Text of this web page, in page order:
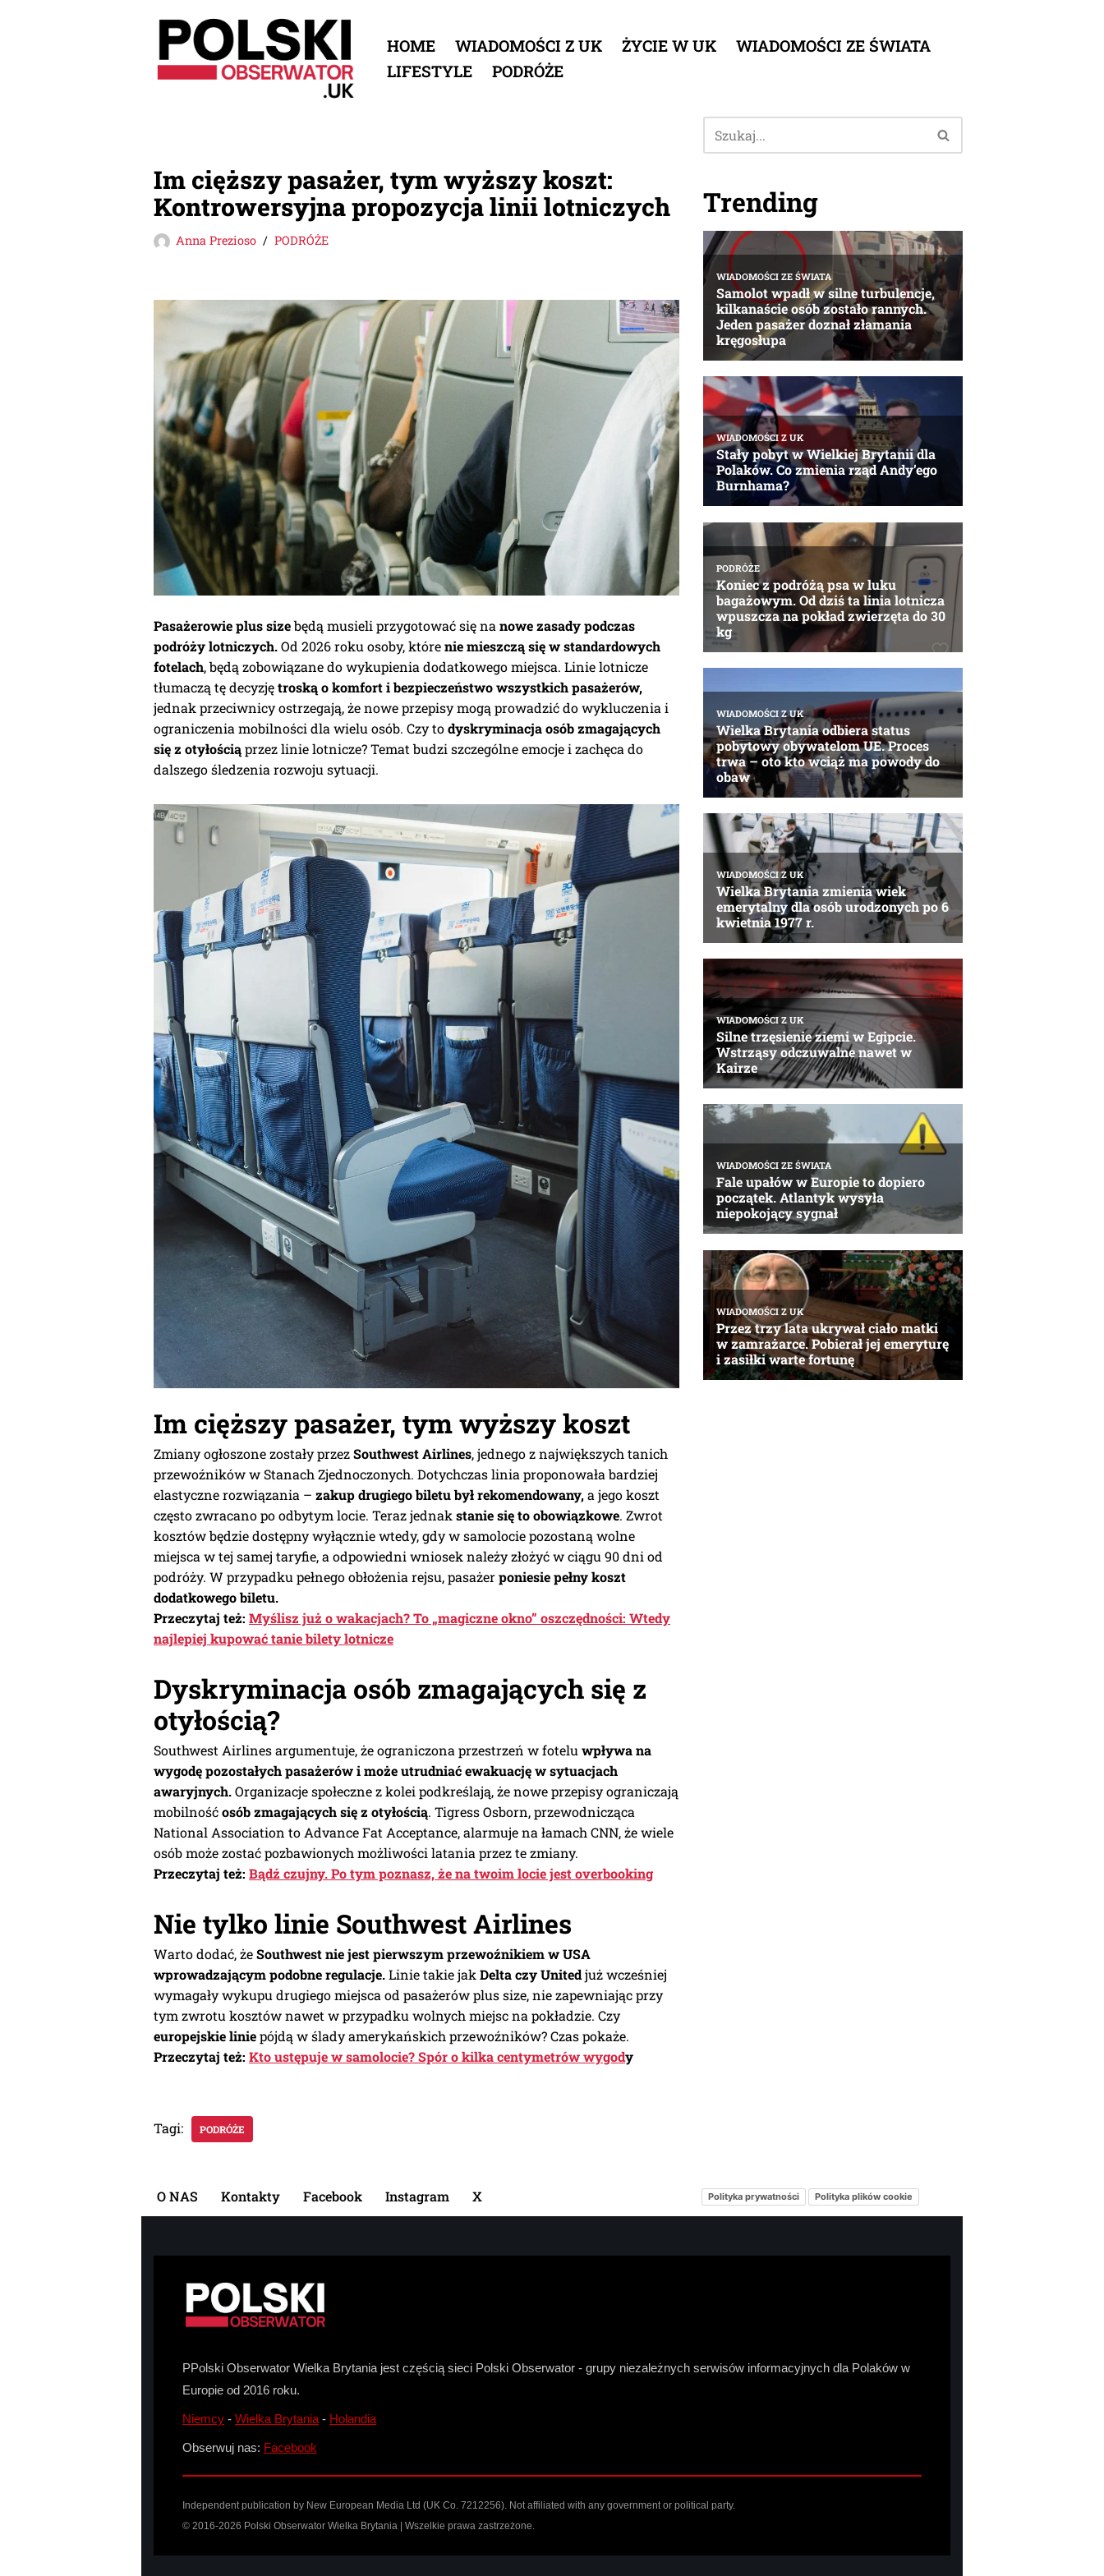
Przejdź
do
HOME WIADOMOŚCI Z UK ŻYCIE W UK
WIADOMOŚCI ZE ŚWIATA
LIFESTYLE
PODRÓŻE
Im cięższy pasażer, tym wyższy koszt:
Kontrowersyjna propozycja linii lotniczych
Anna Prezioso PODRÓŻE
Pasażerowie plus sizebędą musieli przygotować się nanowe zasady podczas
podróży lotniczych.Od 2026 roku osoby, którenie mieszczą się w standardowych
fotelach, będą zobowiązane do wykupienia dodatkowego miejsca. Linie lotnicze
tłumaczą tę decyzjętroską o komfort i bezpieczeństwo wszystkich pasażerów,
jednak przeciwnicy ostrzegają, że nowe przepisy mogą prowadzić do wykluczenia i
ograniczenia mobilności dla wielu osób. Czy todyskryminacja osób zmagających
się z otyłościąprzez linie lotnicze? Temat budzi szczególne emocje i zachęca do
dalszego śledzenia rozwoju sytuacji.
Im cięższy pasażer, tym wyższy koszt
Zmiany ogłoszone zostały przezSouthwest Airlines, jednego z największych tanich
przewoźników w Stanach Zjednoczonych. Dotychczas linia proponowała bardziej
elastyczne rozwiązania – zakup drugiego biletu był rekomendowany,a jego koszt
często zwracano po odbytym locie. Teraz jednakstanie się to obowiązkowe. Zwrot
kosztów będzie dostępny wyłącznie wtedy, gdy w samolocie pozostaną wolne
miejsca w tej samej taryfie, a odpowiedni wniosek należy złożyć w ciągu 90 dni od
podróży. W przypadku pełnego obłożenia rejsu, pasażerponiesie pełny koszt
dodatkowego biletu.
Przeczytaj też: Myślisz już o wakacjach? To „magiczne okno” oszczędności: Wtedy
najlepiej kupować tanie bilety lotnicze
Dyskryminacja osób zmagających się z
otyłością?
Southwest Airlines argumentuje, że ograniczona przestrzeń w foteluwpływa na
wygodę pozostałych pasażerów i może utrudniać ewakuację w sytuacjach
awaryjnych.Organizacje społeczne z kolei podkreślają, że nowe przepisy ograniczają
mobilnośćosób zmagających się z otyłością. Tigress Osborn, przewodnicząca
National Association to Advance Fat Acceptance, alarmuje na łamach CNN, że wiele
osób może zostać pozbawionych możliwości latania przez te zmiany.
Przeczytaj też: Bądź czujny. Po tym poznasz, że na twoim locie jest overbooking
Nie tylko linie Southwest Airlines
Warto dodać, żeSouthwest nie jest pierwszym przewoźnikiem w USA
wprowadzającym podobne regulacje.Linie takie jakDelta czy Unitedjuż wcześniej
wymagały wykupu drugiego miejsca od pasażerów plus size, nie zapewniając przy
tym zwrotu kosztów nawet w przypadku wolnych miejsc na pokładzie. Czy
europejskie liniepójdą w ślady amerykańskich przewoźników? Czas pokaże.
Przeczytaj też: Kto ustępuje w samolocie? Spór o kilka centymetrów wygody
Tagi: PODRÓŻE
Trending
O NAS Kontakty Facebook Instagram X Polityka prywatności Polityka plików cookie
PPolski Obserwator Wielka Brytania jest częścią sieci Polski Obserwator - grupy niezależnych serwisów informacyjnych dla Polaków w
Europie od 2016 roku.
Niemcy - Wielka Brytania - Holandia
Obserwuj nas: Facebook
Independent publication by New European Media Ltd (UK Co. 7212256). Not affiliated with any government or political party.
© 2016-2026 Polski Obserwator Wielka Brytania | Wszelkie prawa zastrzeżone.